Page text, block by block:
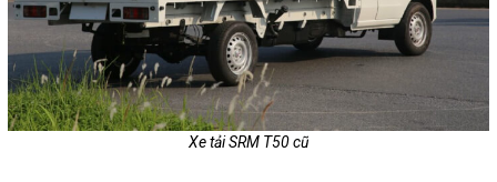
Xe tải SRM T50 cũ